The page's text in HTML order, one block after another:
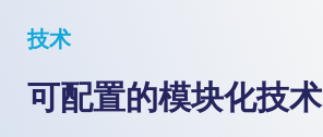
技术
可配置的模块化技术